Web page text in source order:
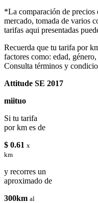
*La comparación de precios
mercado, tomada de varios
tarifas aqui presentadas
Recuerda que tu tarifa por
factores como: edad,
Consulta términos y
Attitude SE 2017
miituo
Si tu tarifa
por km es de
$ 0.61 x
km
y recorres un
aproximado de
300km al